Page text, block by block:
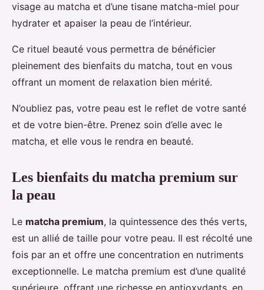
visage au matcha et d’une tisane matcha-miel pour
hydrater et apaiser la peau de l’intérieur.
Ce rituel beauté vous permettra de bénéficier
pleinement des bienfaits du matcha, tout en vous
offrant un moment de relaxation bien mérité.
N’oubliez pas, votre peau est le reflet de votre santé
et de votre bien-être. Prenez soin d’elle avec le
matcha, et elle vous le rendra en beauté.
Les bienfaits du matcha premium sur
la peau
Le matcha premium, la quintessence des thés verts,
est un allié de taille pour votre peau. Il est récolté une
fois par an et offre une concentration en nutriments
exceptionnelle. Le matcha premium est d’une qualité